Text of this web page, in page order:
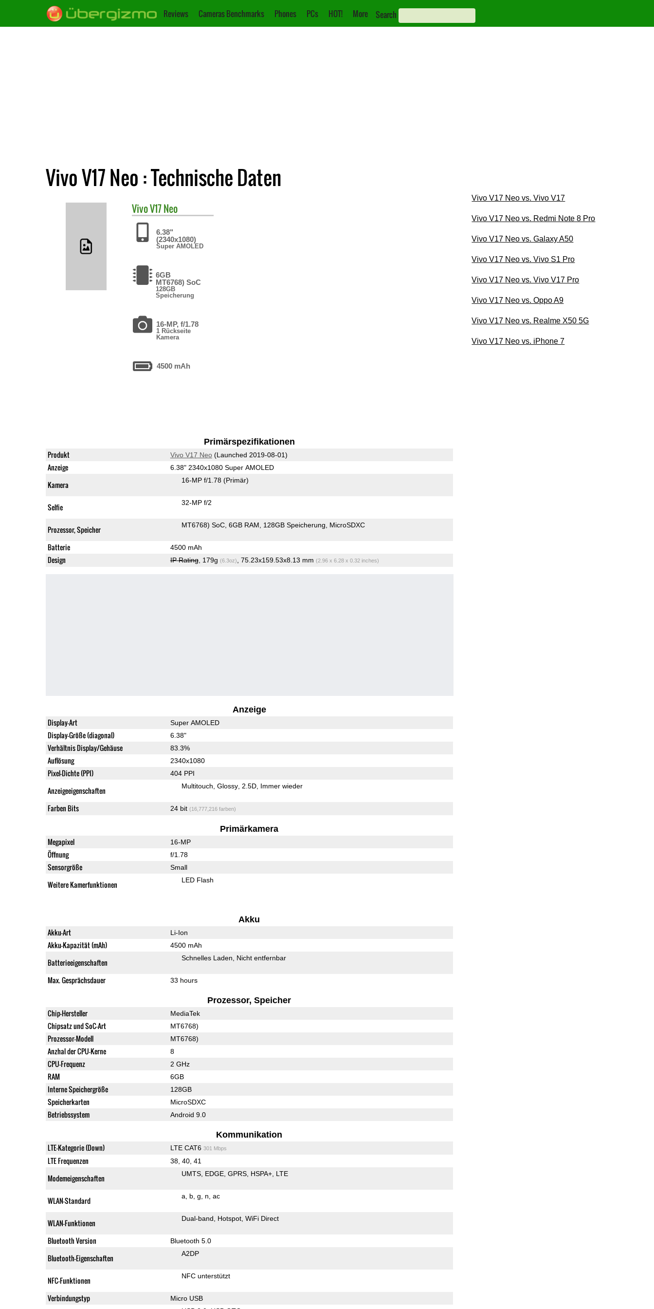
Reviews Cameras Benchmarks Phones PCs HOT! More Search
Vivo V17 Neo : Technische Daten
VivoV17 Neo
6.38"
(2340x1080)
Super AMOLED
6GB
MT6768) SoC
128GB
Speicherung
16-MP, f/1.78
1 Rückseite
Kamera
4500 mAh
Primärspezifikationen
Produkt Vivo V17 Neo(Launched 2019-08-01)
Anzeige 6.38" 2340x1080 Super AMOLED
Kamera 16-MP f/1.78 (Primär)
Selfie 32-MP f/2
Prozessor, Speicher MT6768) SoC 6GB RAM 128GB Speicherung MicroSDXC
Batterie 4500 mAh
Design IP Rating, 179g (6.3oz) , 75.23x159.53x8.13 mm (2.96 x 6.28 x 0.32 inches)
Anzeige
Display-Art Super AMOLED
Display-Größe (diagonal) 6.38"
Verhältnis Display/Gehäuse 83.3%
Auflösung 2340x1080
Pixel-Dichte (PPI) 404 PPI
Anzeigeeigenschaften Multitouch Glossy 2.5D Immer wieder
Farben Bits 24 bit (16,777,216 farben)
Primärkamera
Megapixel 16-MP
Öffnung f/1.78
Sensorgröße Small
Weitere Kamerfunktionen LED Flash
Akku
Akku-Art Li-Ion
Akku-Kapazität (mAh) 4500 mAh
Batterieeigenschaften Schnelles Laden Nicht entfernbar
Max. Gesprächsdauer 33 hours
Prozessor, Speicher
Chip-Hersteller MediaTek
Chipsatz und SoC-Art MT6768)
Prozessor-Modell MT6768)
Anzhal der CPU-Kerne 8
CPU-Frequenz 2 GHz
RAM 6GB
Interne Speichergröße 128GB
Speicherkarten MicroSDXC
Betriebssystem Android 9.0
Kommunikation
LTE-Kategorie (Down) LTE CAT6 301 Mbps
LTE Frequenzen 38, 40, 41
Modemeigenschaften UMTS EDGE GPRS HSPA+ LTE
WLAN-Standard a b g n ac
WLAN-Funktionen Dual-band Hotspot WiFi Direct
Bluetooth Version Bluetooth 5.0
Bluetooth-Eigenschaften A2DP
NFC-Funktionen NFC unterstützt
Verbindungstyp
Micro USB
Vivo V17 Neo vs. Vivo V17
Vivo V17 Neo vs. Redmi Note 8 Pro
Vivo V17 Neo vs. Galaxy A50
Vivo V17 Neo vs. Vivo S1 Pro
Vivo V17 Neo vs. Vivo V17 Pro
Vivo V17 Neo vs. Oppo A9
Vivo V17 Neo vs. Realme X50 5G
Vivo V17 Neo vs. iPhone 7